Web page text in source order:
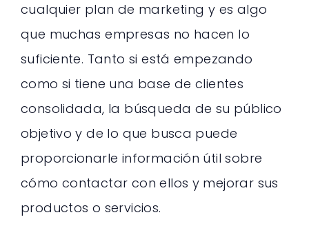
cualquier plan de marketing y es algo
que muchas empresas no hacen lo
suficiente. Tanto si está empezando
como si tiene una base de clientes
consolidada, la búsqueda de su público
objetivo y de lo que busca puede
proporcionarle información útil sobre
cómo contactar con ellos y mejorar sus
productos o servicios.